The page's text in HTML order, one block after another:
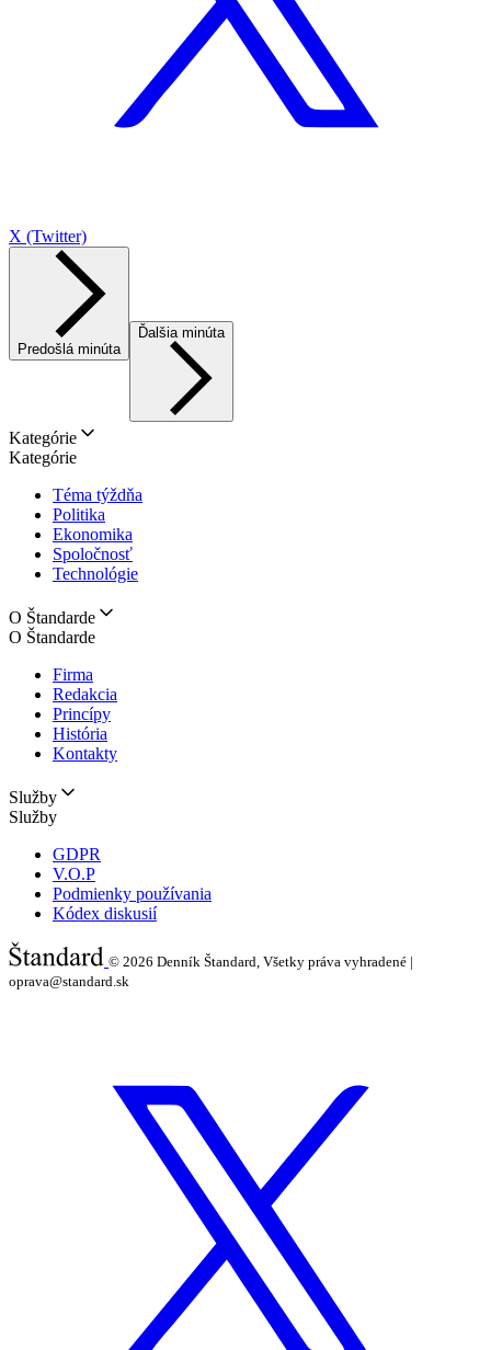
X (Twitter)
Predošlá minúta
Ďalšia minúta
Kategórie
Kategórie
Téma týždňa
Politika
Ekonomika
Spoločnosť
Technológie
O Štandarde
O Štandarde
Firma
Redakcia
Princípy
História
Kontakty
Služby
Služby
GDPR
V.O.P
Podmienky používania
Kódex diskusií
© 2026 Denník Štandard, Všetky práva vyhradené |
oprava@standard.sk